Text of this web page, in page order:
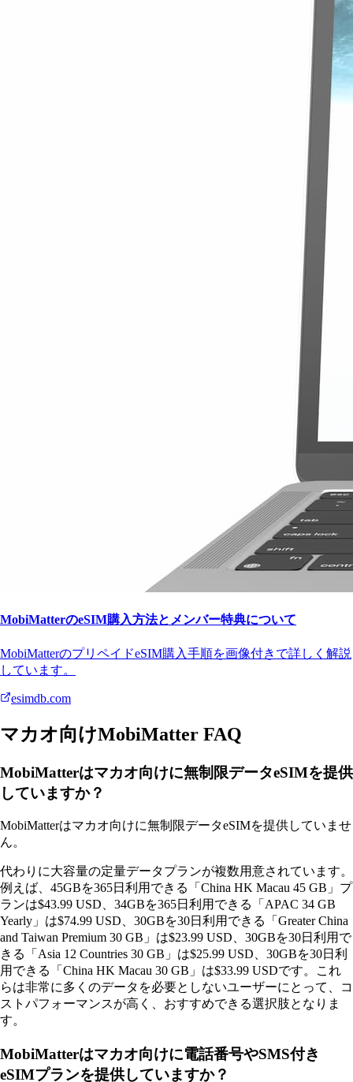
MobiMatterのeSIM購入方法とメンバー特典について
MobiMatterのプリペイドeSIM購入手順を画像付きで詳しく解説
しています。
esimdb.com
マカオ向けMobiMatter FAQ
MobiMatterはマカオ向けに無制限データeSIMを提供
していますか？
MobiMatterはマカオ向けに無制限データeSIMを提供していませ
ん。
代わりに大容量の定量データプランが複数用意されています。
例えば、45GBを365日利用できる「China HK Macau 45 GB」プ
ランは$43.99 USD、34GBを365日利用できる「APAC 34 GB
Yearly」は$74.99 USD、30GBを30日利用できる「Greater China
and Taiwan Premium 30 GB」は$23.99 USD、30GBを30日利用で
きる「Asia 12 Countries 30 GB」は$25.99 USD、30GBを30日利
用できる「China HK Macau 30 GB」は$33.99 USDです。これ
らは非常に多くのデータを必要としないユーザーにとって、コ
ストパフォーマンスが高く、おすすめできる選択肢となりま
す。
MobiMatterはマカオ向けに電話番号やSMS付き
eSIMプランを提供していますか？